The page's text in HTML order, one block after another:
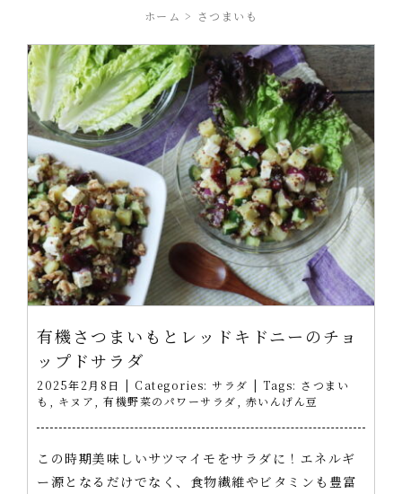
ホーム さつまいも
有機さつまいもとレッドキドニーのチョ
ップドサラダ
2025年2月8日 | Categories: サラダ | Tags: さつまい
も
キヌア 有機野菜のパワーサラダ 赤いんげん豆
この時期美味しいサツマイモをサラダに！エネルギ
ー源となるだけでなく、食物繊維やビタミンも豊富